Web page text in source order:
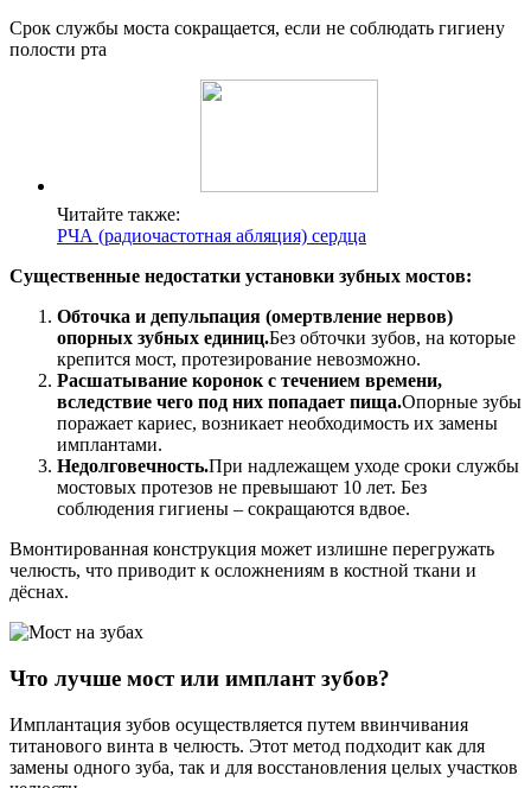
Срок службы моста сокращается, если не соблюдать гигиену
полости рта
Читайте также:
РЧА (радиочастотная абляция) сердца
Существенные недостатки установки зубных мостов:
Обточка и депульпация (омертвление нервов)
опорных зубных единиц.Без обточки зубов, на которые
крепится мост, протезирование невозможно.
Расшатывание коронок с течением времени,
вследствие чего под них попадает пища.Опорные зубы
поражает кариес, возникает необходимость их замены
имплантами.
Недолговечность.При надлежащем уходе сроки службы
мостовых протезов не превышают 10 лет. Без
соблюдения гигиены – сокращаются вдвое.
Вмонтированная конструкция может излишне перегружать
челюсть, что приводит к осложнениям в костной ткани и
дёснах.
Что лучше мост или имплант зубов?
Имплантация зубов осуществляется путем ввинчивания
титанового винта в челюсть. Этот метод подходит как для
замены одного зуба, так и для восстановления целых участков